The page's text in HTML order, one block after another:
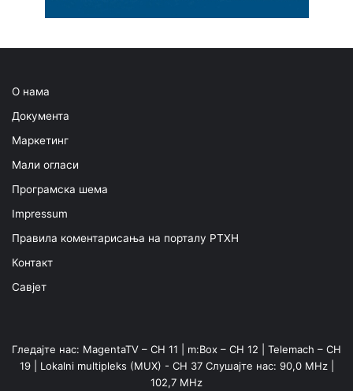
О нама
Документа
Маркетинг
Мали огласи
Програмска шема
Impressum
Правила коментарисања на порталу РТХН
Контакт
Савјет
Гледајте нас: MagentaTV – CH 11 | m:Box – CH 12 | Telemach – CH
19 | Lokalni multipleks (MUX) - CH 37 Слушајте нас: 90,0 MHz |
102,7 MHz